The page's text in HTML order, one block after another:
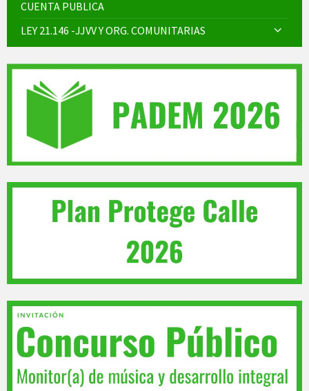
CUENTA PUBLICA
LEY 21.146 -JJVV Y ORG. COMUNITARIAS